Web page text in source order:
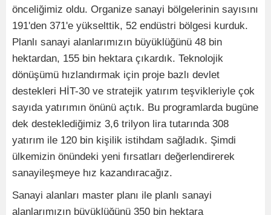
önceliğimiz oldu. Organize sanayi bölgelerinin sayısını
191'den 371'e yükselttik, 52 endüstri bölgesi kurduk.
Planlı sanayi alanlarımızın büyüklüğünü 48 bin
hektardan, 155 bin hektara çıkardık. Teknolojik
dönüşümü hızlandırmak için proje bazlı devlet
destekleri HİT-30 ve stratejik yatırım teşvikleriyle çok
sayıda yatırımın önünü açtık. Bu programlarda bugüne
dek desteklediğimiz 3,6 trilyon lira tutarında 308
yatırım ile 120 bin kişilik istihdam sağladık. Şimdi
ülkemizin önündeki yeni fırsatları değerlendirerek
sanayileşmeye hız kazandıracağız.
Sanayi alanları master planı ile planlı sanayi
alanlarımızın büyüklüğünü 350 bin hektara